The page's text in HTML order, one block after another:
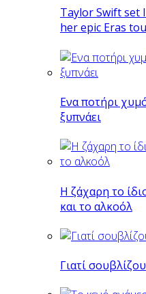
Taylor Swift set
her epic Eras
Eνα ποτήρι
ξυπνάει
Η ζάχαρη το
και το αλκοόλ
Γιατί